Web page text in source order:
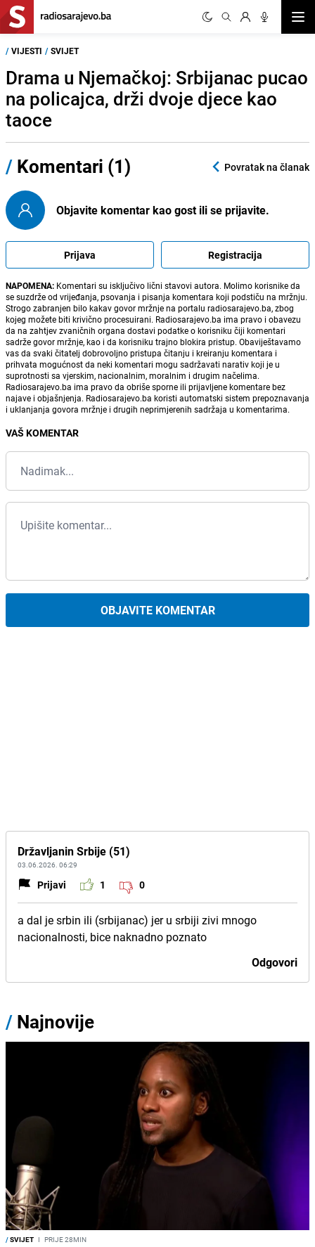
/ VIJESTI / SVIJET
Drama u Njemačkoj: Srbijanac pucao
na policajca, drži dvoje djece kao
taoce
/ Komentari (1) Povratak na članak
Objavite komentar kao gost ili se prijavite.
Prijava Registracija
NAPOMENA: Komentari su isključivo lični stavovi autora. Molimo korisnike da
se suzdrže od vrijeđanja, psovanja i pisanja komentara koji podstiču na mržnju.
Strogo zabranjen bilo kakav govor mržnje na portalu radiosarajevo.ba, zbog
kojeg možete biti krivično procesuirani. Radiosarajevo.ba ima pravo i obavezu
da na zahtjev zvaničnih organa dostavi podatke o korisniku čiji komentari
sadrže govor mržnje, kao i da korisniku trajno blokira pristup. Obaviještavamo
vas da svaki čitatelj dobrovoljno pristupa čitanju i kreiranju komentara i
prihvata mogućnost da neki komentari mogu sadržavati narativ koji je u
suprotnosti sa vjerskim, nacionalnim, moralnim i drugim načelima.
Radiosarajevo.ba ima pravo da obriše sporne ili prijavljene komentare bez
najave i objašnjenja. Radiosarajevo.ba koristi automatski sistem prepoznavanja
i uklanjanja govora mržnje i drugih neprimjerenih sadržaja u komentarima.
VAŠ KOMENTAR
OBJAVITE KOMENTAR
Državljanin Srbije (51)
03.06.2026. 06:29
Prijavi 1 0
a dal je srbin ili (srbijanac) jer u srbiji zivi mnogo
nacionalnosti, bice naknadno poznato
Odgovori
/ Najnovije
/SVIJET I PRIJE 28MIN